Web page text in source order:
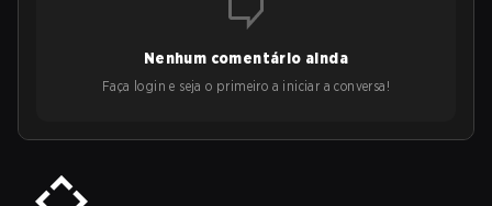
Nenhum comentário ainda
Faça login e seja o primeiro a iniciar a conversa!